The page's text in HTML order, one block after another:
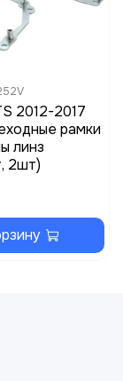
2012-2017
рамки
линз
2шт)